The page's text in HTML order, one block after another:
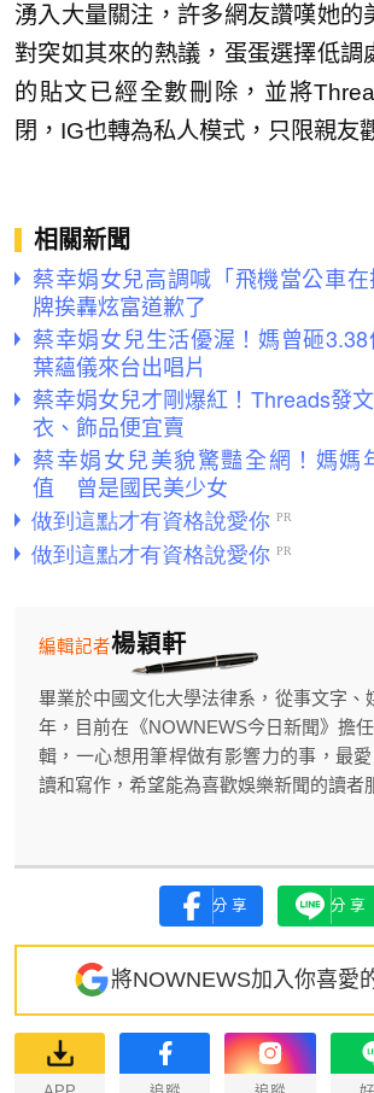
湧入大量關注，許多網友讚嘆她的
對突如其來的熱議，蛋蛋選擇低調
的貼文已經全數刪除，並將
閉，IG也轉為私人模式，只限親友
相關新聞
蔡幸娟女兒高調喊「飛機當公車
牌挨轟炫富道歉了
蔡幸娟女兒生活優渥！媽曾砸
葉蘊儀來台出唱片
蔡幸娟女兒才剛爆紅！Threads發
衣、飾品便宜賣
蔡幸娟女兒美貌驚豔全網！媽媽
值 曾是國民美少女
楊穎軒
編輯記者
畢業於中國文化大學法律系，從事文字、
年，目前在《NOWNEWS今日新聞》擔
輯，一心想用筆桿做有影響力的事，最
讀和寫作，希望能為喜歡娛樂新聞的讀者
分享 分享
將NOWNEWS加入你喜愛